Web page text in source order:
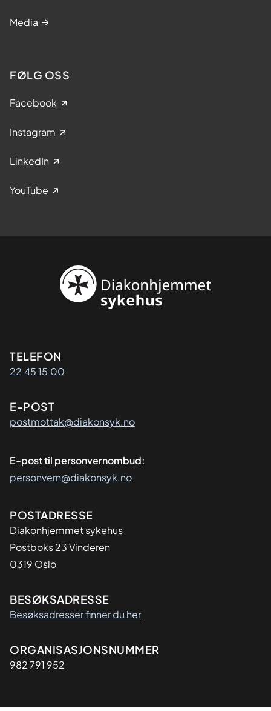
Media
FØLG OSS
Facebook
Instagram
LinkedIn
YouTube
Kontaktinformasjon
TELEFON
22 45 15 00
E-POST
postmottak@diakonsyk.no
E-post til personvernombud:
personvern@diakonsyk.no
Adresse
POSTADRESSE
Diakonhjemmet sykehus
Postboks 23 Vinderen
0319 Oslo
BESØKSADRESSE
Besøksadresser finner du her
Organisasjon
ORGANISASJONSNUMMER
982 791 952